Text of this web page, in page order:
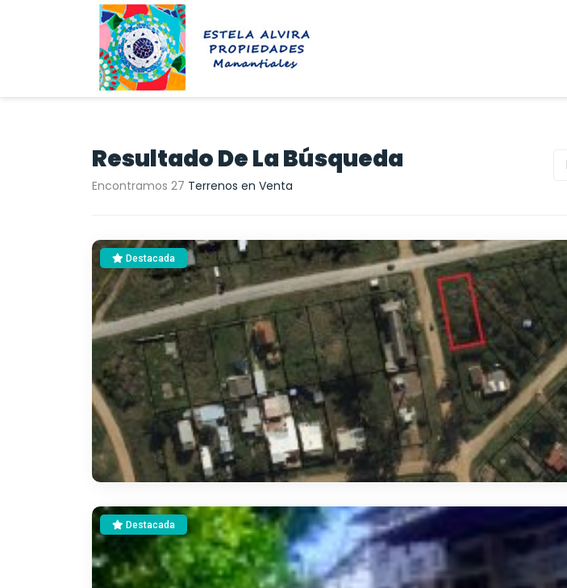
Resultado De La Búsqueda
Encontramos 27 Terrenos en Venta
Destacada
Destacada